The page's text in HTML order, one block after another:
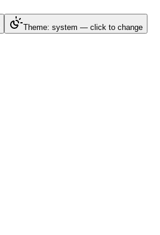
Theme: system — click to change